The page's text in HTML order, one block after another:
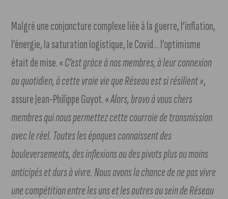
Malgré une conjoncture complexe liée à la guerre, l’inflation,
l’énergie, la saturation logistique, le Covid… l’optimisme
était de mise. «C’est grâce à nos membres, à leur connexion
au quotidien, à cette vraie vie que Réseau est si résilient »,
assure Jean-Philippe Guyot. «Alors, bravo à vous chers
membres qui nous permettez cette courroie de transmission
avec le réel. Toutes les époques connaissent des
bouleversements, des inflexions ou des pivots plus ou moins
anticipés et durs à vivre. Nous avons la chance de ne pas vivre
une compétition entre les uns et les autres au sein de Réseau